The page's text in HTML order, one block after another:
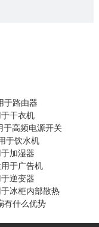
于路由器
干衣机
高频电源开关
于饮水机
加湿器
于广告机
逆变器
冰柜内部散热
有什么优势